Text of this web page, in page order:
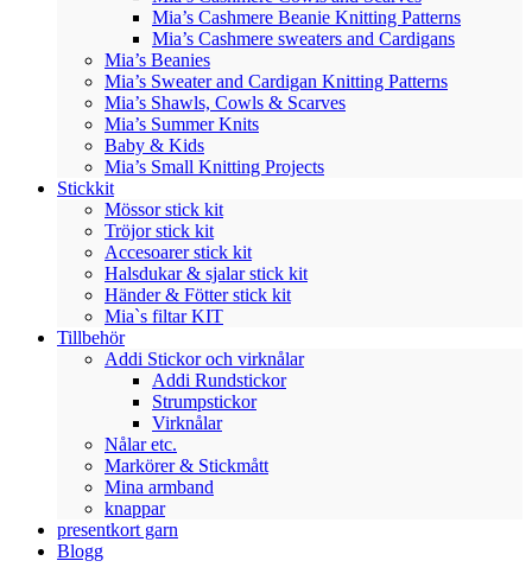
Mia’s Cashmere Beanie Knitting Patterns
Mia’s Cashmere sweaters and Cardigans
Mia’s Beanies
Mia’s Sweater and Cardigan Knitting Patterns
Mia’s Shawls, Cowls & Scarves
Mia’s Summer Knits
Baby & Kids
Mia’s Small Knitting Projects
Stickkit
Mössor stick kit
Tröjor stick kit
Accesoarer stick kit
Halsdukar & sjalar stick kit
Händer & Fötter stick kit
Mia`s filtar KIT
Tillbehör
Addi Stickor och virknålar
Addi Rundstickor
Strumpstickor
Virknålar
Nålar etc.
Markörer & Stickmått
Mina armband
knappar
presentkort garn
Blogg